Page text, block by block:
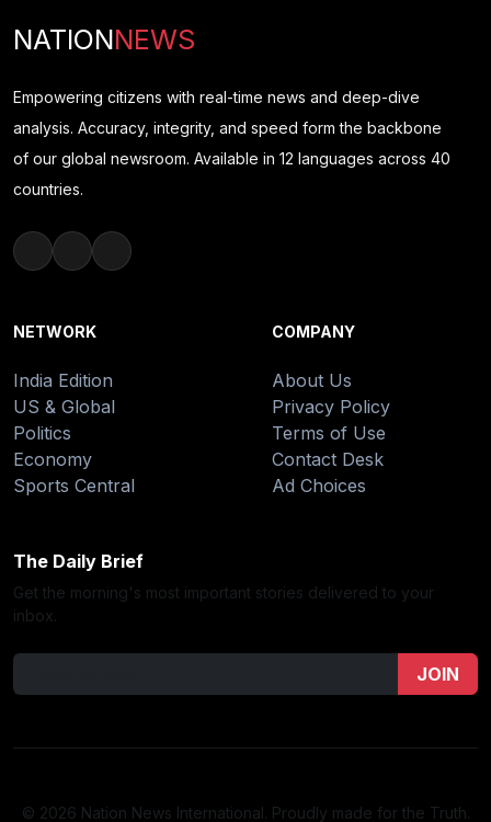
NATIONNEWS
Empowering citizens with real-time news and deep-dive
analysis. Accuracy, integrity, and speed form the backbone
of our global newsroom. Available in 12 languages across 40
countries.
NETWORK
India Edition
US & Global
Politics
Economy
Sports Central
COMPANY
About Us
Privacy Policy
Terms of Use
Contact Desk
Ad Choices
The Daily Brief
Get the morning's most important stories delivered to your
inbox.
JOIN
© 2026 Nation News International. Proudly made for the Truth.